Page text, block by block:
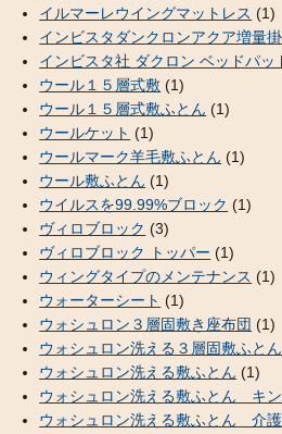
イルマーレウイングマットレス (1)
インビスタダンクロンアクア増量
インビスタ社 ダクロン ベッドパッ
ウール１５層式敷 (1)
ウール１５層式敷ふとん (1)
ウールケット (1)
ウールマーク羊毛敷ふとん (1)
ウール敷ふとん (1)
ウイルスを99.99%ブロック (1)
ヴィロブロック (3)
ヴィロブロック トッパー (1)
ウィングタイプのメンテナンス (1)
ウォーターシート (1)
ウォシュロン３層固敷き座布団 (1)
ウォシュロン洗える３層固敷ふとん
ウォシュロン洗える敷ふとん (1)
ウォシュロン洗える敷ふとん キ
ウォシュロン洗える敷ふとん 介